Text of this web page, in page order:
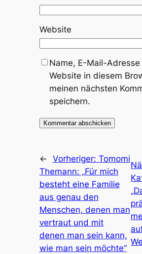
Website
Name, E-Mail-Adresse
Website in diesem
meinen nächsten
speichern.
← Vorheriger: Tomomi
Themann: „Für mich
besteht eine Familie
aus genau den
Menschen, denen man
vertraut und mit
denen man sein kann,
wie man sein möchte“